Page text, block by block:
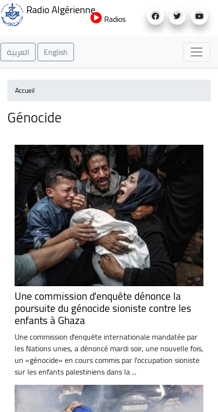
au
Radio Algérienne
Radios
العربية English
Accueil
Génocide
Une commission d'enquête dénonce la
poursuite du génocide sioniste contre les
enfants à Ghaza
Une commission d'enquête internationale mandatée par
les Nations unies, a dénoncé mardi soir, une nouvelle fois,
un «génocide» en cours commis par l'occupation sioniste
sur les enfants palestiniens dans la ...